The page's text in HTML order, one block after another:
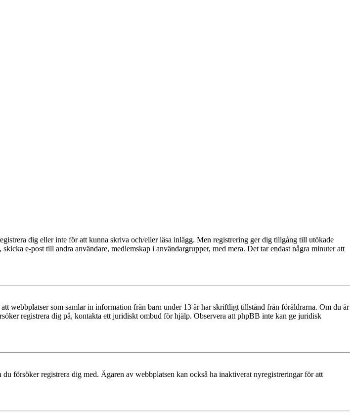
dig eller inte för att kunna skriva och/eller läsa inlägg. Men registrering ger dig tillgång till utökade
e-post till andra användare, medlemskap i användargrupper, med mera. Det tar endast några minuter att
webbplatser som samlar in information från barn under 13 år har skriftligt tillstånd från föräldrarna. Om du är
registrera dig på, kontakta ett juridiskt ombud för hjälp. Observera att phpBB inte kan ge juridisk
försöker registrera dig med. Ägaren av webbplatsen kan också ha inaktiverat nyregistreringar för att